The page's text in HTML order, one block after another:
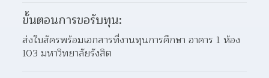
ขั้นตอนการขอรับทุน:
ส่งใบสัครพร้อมเอกสารที่งานทุนการศึกษา อาคาร 1 ห้อง
103 มหาวิทยาลัยรังสิต